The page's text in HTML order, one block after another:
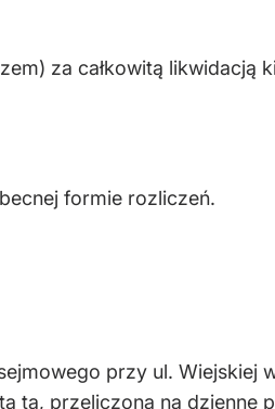
za całkowitą likwidacją
formie rozliczeń.
przy ul. Wiejskiej
ta, przeliczona na dzienne